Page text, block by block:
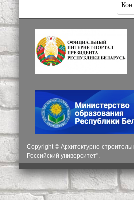
Copyright © Архитектурно-
Российский университет".